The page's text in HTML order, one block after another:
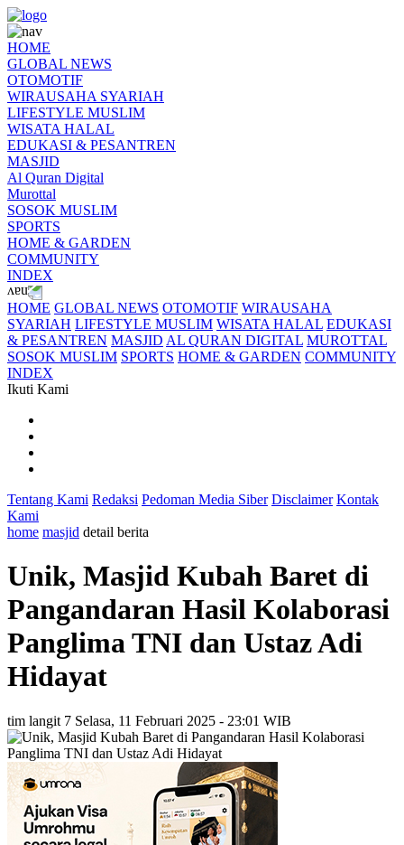
HOME
GLOBAL NEWS
OTOMOTIF
WIRAUSAHA SYARIAH
LIFESTYLE MUSLIM
WISATA HALAL
EDUKASI & PESANTREN
MASJID
Al Quran Digital
Murottal
SOSOK MUSLIM
SPORTS
HOME & GARDEN
COMMUNITY
INDEX
HOME GLOBAL NEWS OTOMOTIF WIRAUSAHA
SYARIAH LIFESTYLE MUSLIM WISATA HALAL EDUKASI
& PESANTREN MASJID AL QURAN DIGITAL MUROTTAL
SOSOK MUSLIM SPORTS HOME & GARDEN COMMUNITY
INDEX
Ikuti Kami
Tentang Kami Redaksi Pedoman Media Siber Disclaimer Kontak
Kami
home masjid detail berita
Unik, Masjid Kubah Baret di
Pangandaran Hasil Kolaborasi
Panglima TNI dan Ustaz Adi
Hidayat
tim langit 7 Selasa, 11 Februari 2025 - 23:01 WIB